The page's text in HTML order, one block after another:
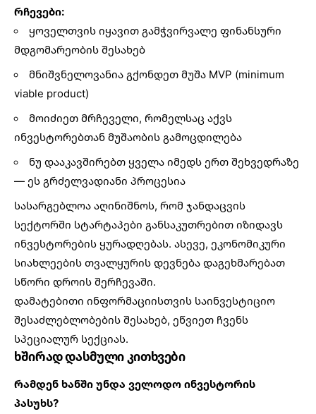
რჩევები:
ყოველთვის იყავით გამჭვირვალე ფინანსური
მდგომარეობის შესახებ
მნიშვნელოვანია გქონდეთ მუშა MVP (minimum
viable product)
მოიძიეთ მრჩეველი, რომელსაც აქვს
ინვესტორებთან მუშაობის გამოცდილება
ნუ დააკავშირებთ ყველა იმედს ერთ შეხვედრაზე
— ეს გრძელვადიანი პროცესია
სასარგებლოა აღინიშნოს, რომ ჯანდაცვის
სექტორში სტარტაპები განსაკუთრებით იზიდავს
ინვესტორების ყურადღებას. ასევე, ეკონომიკური
სიახლეების თვალყურის დევნება დაგეხმარებათ
სწორი დროის შერჩევაში.
დამატებითი ინფორმაციისთვის საინვესტიციო
შესაძლებლობების შესახებ, ეწვიეთ ჩვენს
სპეციალურ სექციას.
ხშირად დასმული კითხვები
რამდენ ხანში უნდა ველოდო ინვესტორის
პასუხს?